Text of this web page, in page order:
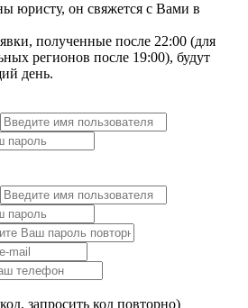
юристу, он свяжется с Вами в
полученные после 22:00 (для
регионов после 19:00), будут
день.
запросить код повторно)